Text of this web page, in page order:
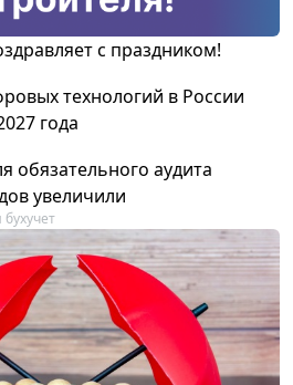
с праздником!
технологий в России
года
обязательного аудита
увеличили